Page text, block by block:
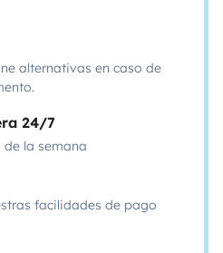
alternativas en caso de
24/7
de la semana
facilidades de pago